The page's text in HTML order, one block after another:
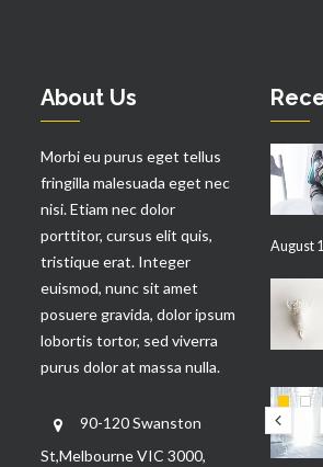
About Us
Morbi eu purus eget tellus
fringilla malesuada eget nec
nisi. Etiam nec dolor
porttitor, cursus elit quis,
tristique erat. Integer
euismod, nunc sit amet
posuere gravida, dolor ipsum
lobortis tortor, sed viverra
purus dolor at massa nulla.
90-120 Swanston
St,Melbourne VIC 3000,
August